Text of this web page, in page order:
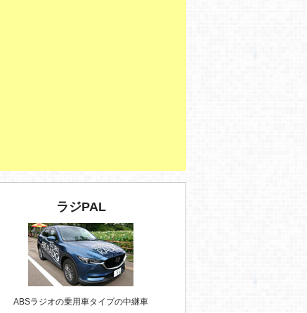
ラジPAL
ABSラジオの乗用車タイプの中継車